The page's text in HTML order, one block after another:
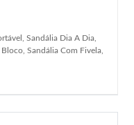
Sandália Dia A Dia,
Sandália Com Fivela,